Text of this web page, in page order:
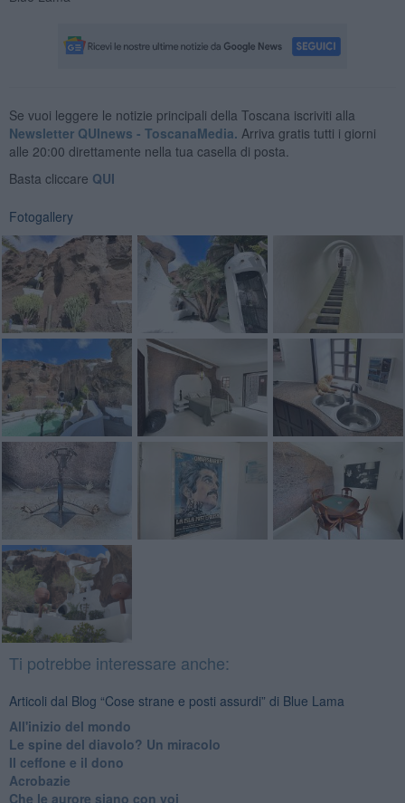
Se vuoi leggere le notizie principali della Toscana iscriviti alla
Newsletter QUInews - ToscanaMedia. Arriva gratis tutti i giorni
alle 20:00 direttamente nella tua casella di posta.
Basta cliccare QUI
Fotogallery
Ti potrebbe interessare anche:
Articoli dal Blog “Cose strane e posti assurdi” di Blue Lama
All'inizio del mondo
Le spine del diavolo? Un miracolo
Il ceffone e il dono
Acrobazie
Che le aurore siano con voi